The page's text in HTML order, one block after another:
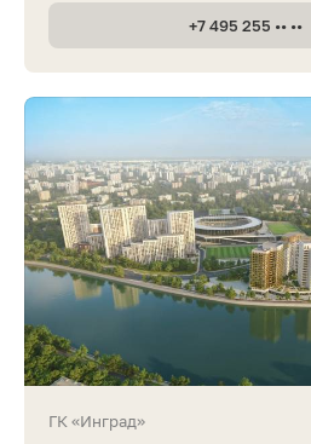
+7 495 255 •• ••
ГК «Инград»